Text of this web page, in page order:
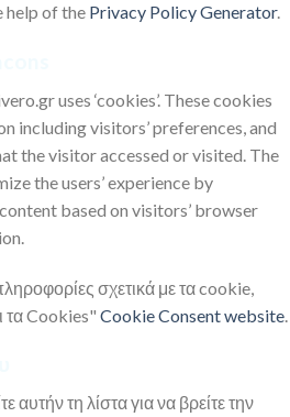
help of the Privacy Policy Generator.
uses ‘cookies’. These cookies
including visitors’ preferences, and
the visitor accessed or visited. The
the users’ experience by
based on visitors’ browser
σχετικά με τα cookie,
τα Cookies" Cookie Consent website
αυτήν τη λίστα για να βρείτε την